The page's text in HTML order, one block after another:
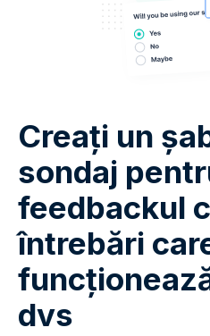
Creați un
sondaj
feedbackul
întrebări
dvs